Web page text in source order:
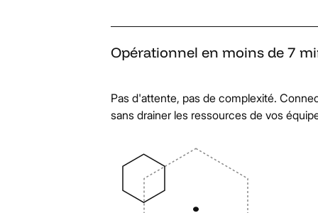
Opérationnel en moins de 7
Pas d'attente, pas de complexité.
sans drainer les ressources de vos